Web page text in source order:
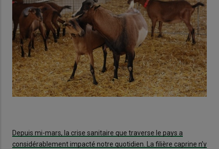
Depuis mi-mars, la crise sanitaire que traverse le pays a
considérablement impacté notre quotidien. La filière caprine n’y